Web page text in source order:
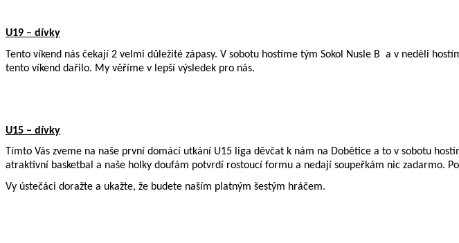
U19 – dívky
Tento víkend nás čekají 2 velmi důležité zápasy. V sobotu hostíme tým Sokol Nusle B a v neděli
tento víkend dařilo. My věříme v lepší výsledek pro nás.
U15 – dívky
Tímto Vás zveme na naše první domácí utkání U15 liga děvčat k nám na Dobětice a to v sobotu
atraktivní basketbal a naše holky doufám potvrdí rostoucí formu a nedají soupeřkám nic zadarmo.
Vy ústečáci doražte a ukažte, že budete naším platným šestým hráčem.